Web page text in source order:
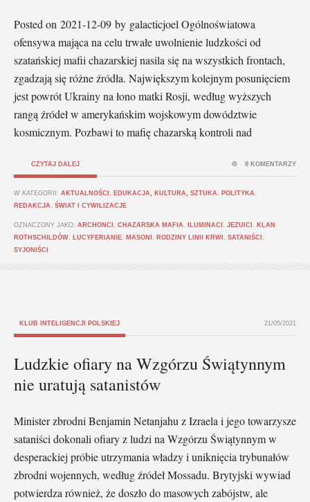
Posted on 2021-12-09 by galacticjoel Ogólnoświatowa
ofensywa mająca na celu trwałe uwolnienie ludzkości od
szatańskiej mafii chazarskiej nasila się na wszystkich frontach,
zgadzają się różne źródła. Największym kolejnym posunięciem
jest powrót Ukrainy na łono matki Rosji, według wyższych
rangą źródeł w amerykańskim wojskowym dowództwie
kosmicznym. Pozbawi to mafię chazarską kontroli nad
CZYTAJ DALEJ
W KATEGORII: AKTUALNOŚCI EDUKACJA, KULTURA, SZTUKA POLITYKA
REDAKCJA
ŚWIAT I CYWILIZACJE
OZNACZONY JAKO: ARCHONCI CHAZARSKA MAFIA ILUMINACI JEZUICI
KLAN
ROTHSCHILDÓW
LUCYFERIANIE MASONI RODZINY LINII KRWI SATANIŚCI
SYJONIŚCI
8 KOMENTARZY
KLUB INTELIGENCJI POLSKIEJ 21/05/2021
Ludzkie ofiary na Wzgórzu Świątynnym
nie uratują satanistów
Minister zbrodni Benjamin Netanjahu z Izraela i jego towarzysze
sataniści dokonali ofiary z ludzi na Wzgórzu Świątynnym w
desperackiej próbie utrzymania władzy i uniknięcia trybunałów
zbrodni wojennych, według źródeł Mossadu. Brytyjski wywiad
potwierdza również, że doszło do masowych zabójstw, ale